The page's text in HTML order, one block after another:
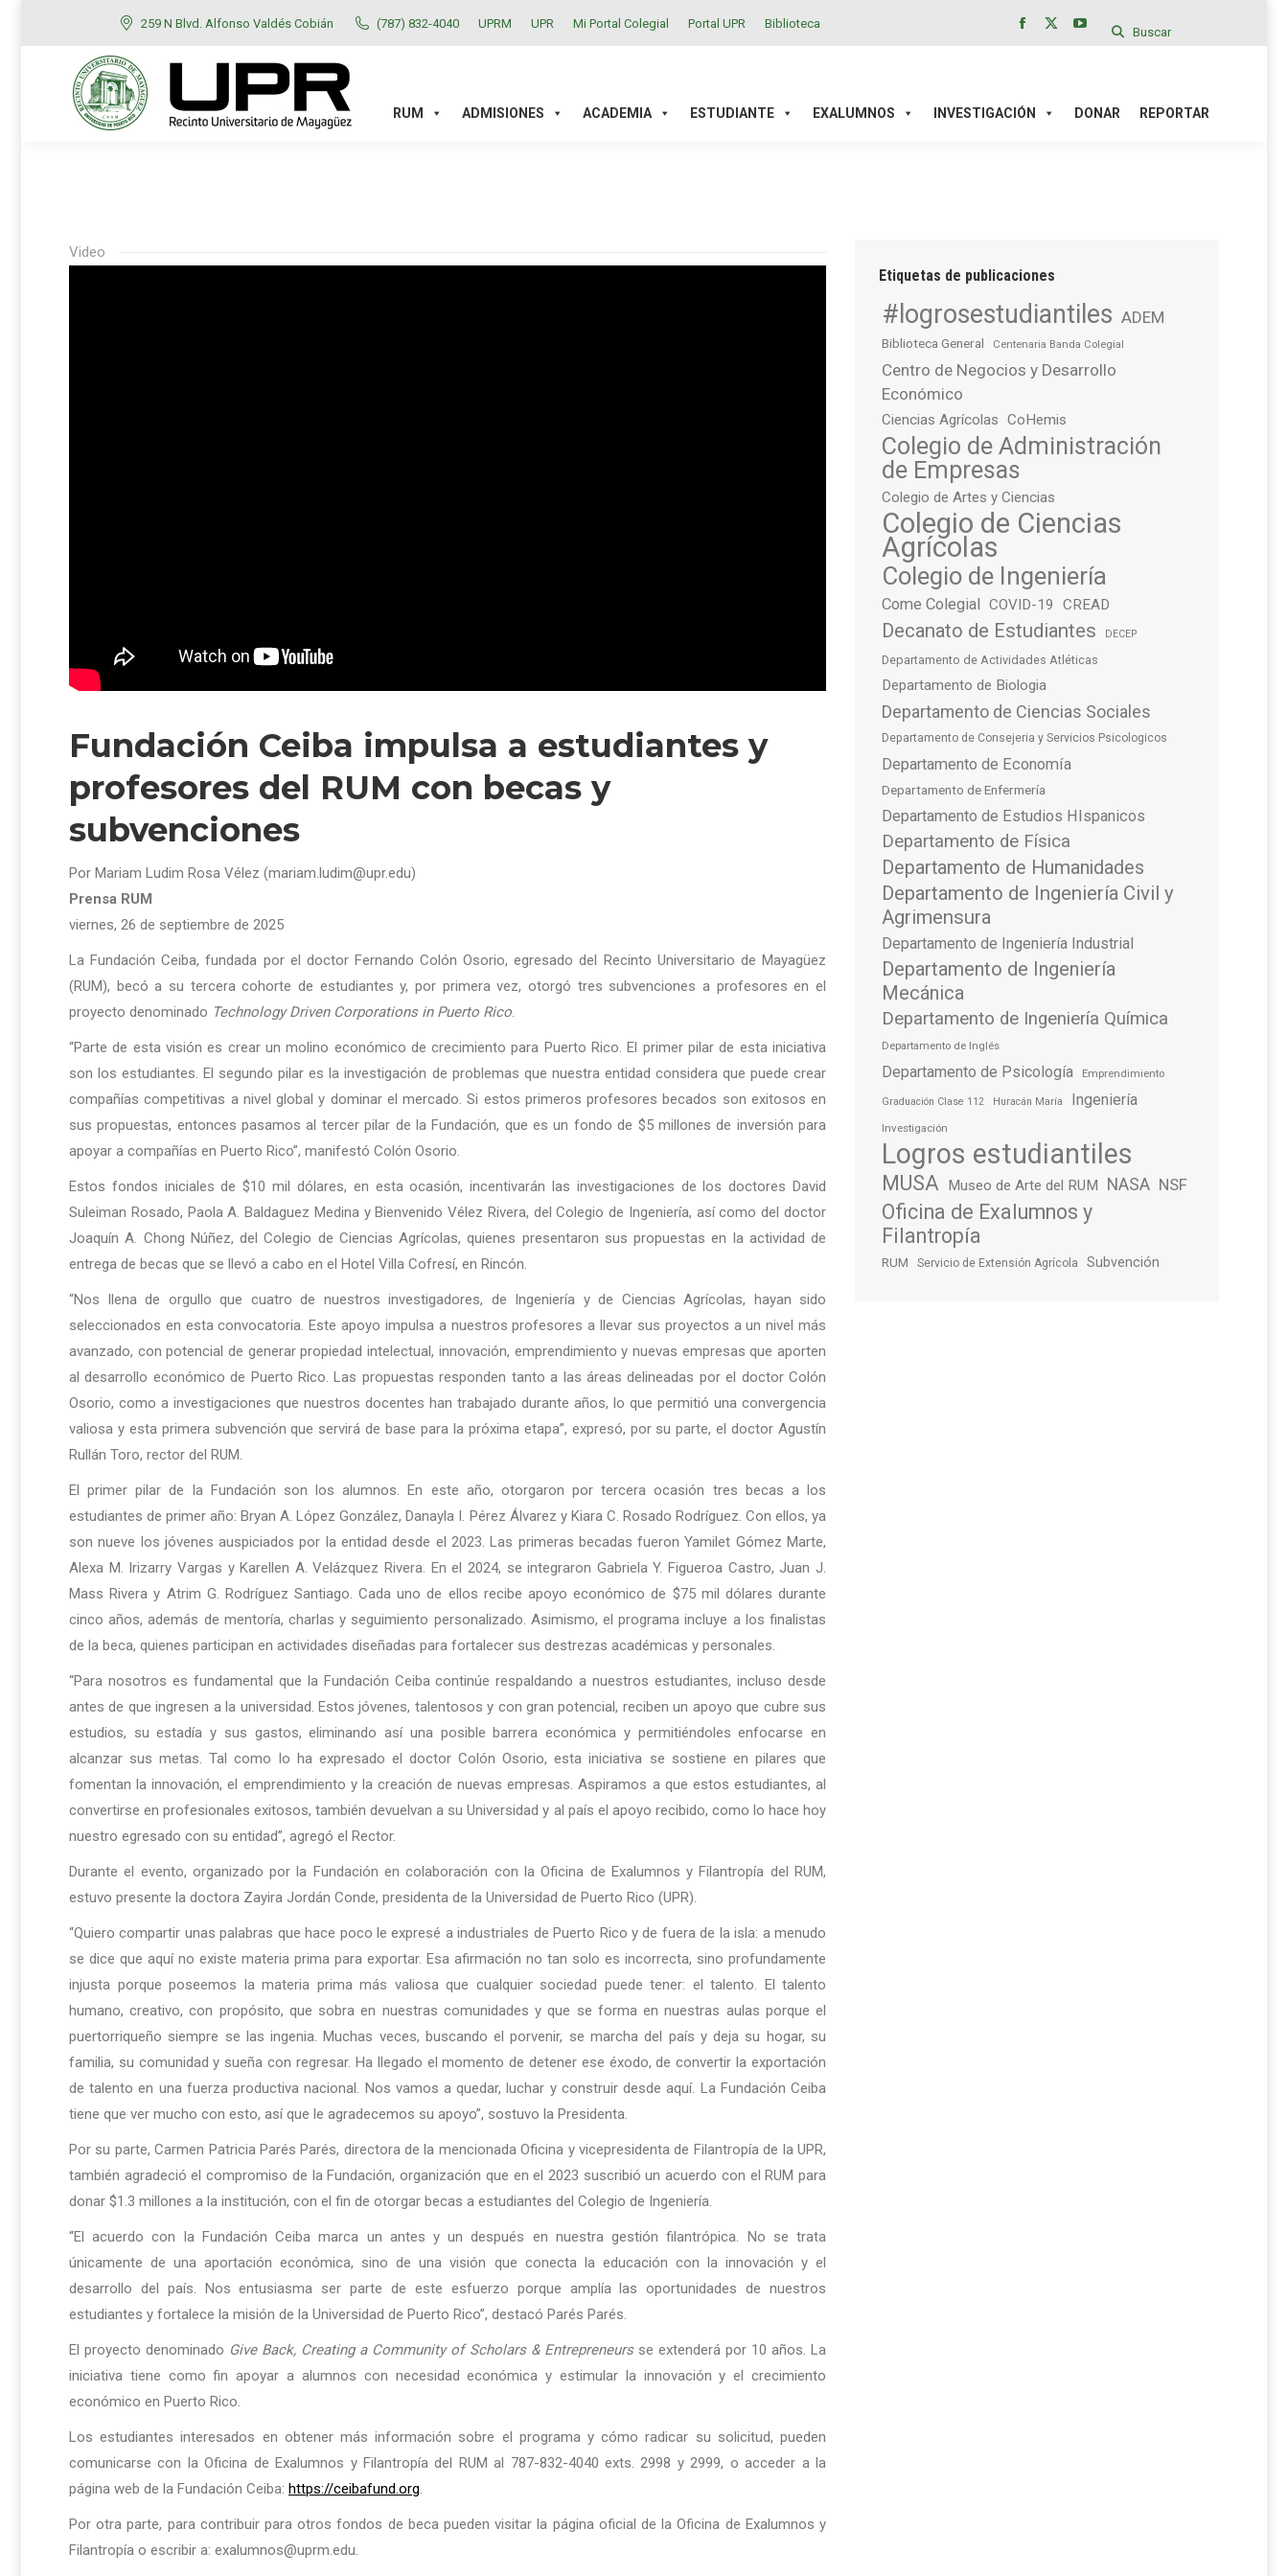
259 N Blvd. Alfonso Valdés Cobián (787) 832-4040 UPRM UPR Mi Portal Colegial Portal UPR Biblioteca
in
in
YouTube
in
Buscar
RUM ADMISIONES ACADEMIA ESTUDIANTE EXALUMNOS INVESTIGACIÓN DONAR REPORTAR
Video
Fundación Ceiba impulsa a estudiantes y
profesores del RUM con becas y
subvenciones
Por Mariam Ludim Rosa Vélez (mariam.ludim@upr.edu)
Prensa RUM
viernes, 26 de septiembre de 2025
La Fundación Ceiba, fundada por el doctor Fernando Colón Osorio, egresado del Recinto Universitario de Mayagüez
(RUM), becó a su tercera cohorte de estudiantes y, por primera vez, otorgó tres subvenciones a profesores en el
proyecto denominado Technology Driven Corporations in Puerto Rico.
“Parte de esta visión es crear un molino económico de crecimiento para Puerto Rico. El primer pilar de esta iniciativa
son los estudiantes. El segundo pilar es la investigación de problemas que nuestra entidad considera que puede crear
compañías competitivas a nivel global y dominar el mercado. Si estos primeros profesores becados son exitosos en
sus propuestas, entonces pasamos al tercer pilar de la Fundación, que es un fondo de $5 millones de inversión para
apoyar a compañías en Puerto Rico”, manifestó Colón Osorio.
Estos fondos iniciales de $10 mil dólares, en esta ocasión, incentivarán las investigaciones de los doctores David
Suleiman Rosado, Paola A. Baldaguez Medina y Bienvenido Vélez Rivera, del Colegio de Ingeniería, así como del doctor
Joaquín A. Chong Núñez, del Colegio de Ciencias Agrícolas, quienes presentaron sus propuestas en la actividad de
entrega de becas que se llevó a cabo en el Hotel Villa Cofresí, en Rincón.
“Nos llena de orgullo que cuatro de nuestros investigadores, de Ingeniería y de Ciencias Agrícolas, hayan sido
seleccionados en esta convocatoria. Este apoyo impulsa a nuestros profesores a llevar sus proyectos a un nivel más
avanzado, con potencial de generar propiedad intelectual, innovación, emprendimiento y nuevas empresas que aporten
al desarrollo económico de Puerto Rico. Las propuestas responden tanto a las áreas delineadas por el doctor Colón
Osorio, como a investigaciones que nuestros docentes han trabajado durante años, lo que permitió una convergencia
valiosa y esta primera subvención que servirá de base para la próxima etapa”, expresó, por su parte, el doctor Agustín
Rullán Toro, rector del RUM.
El primer pilar de la Fundación son los alumnos. En este año, otorgaron por tercera ocasión tres becas a los
estudiantes de primer año: Bryan A. López González, Danayla I. Pérez Álvarez y Kiara C. Rosado Rodríguez. Con ellos, ya
son nueve los jóvenes auspiciados por la entidad desde el 2023. Las primeras becadas fueron Yamilet Gómez Marte,
Alexa M. Irizarry Vargas y Karellen A. Velázquez Rivera. En el 2024, se integraron Gabriela Y. Figueroa Castro, Juan J.
Mass Rivera y Atrim G. Rodríguez Santiago. Cada uno de ellos recibe apoyo económico de $75 mil dólares durante
cinco años, además de mentoría, charlas y seguimiento personalizado. Asimismo, el programa incluye a los finalistas
de la beca, quienes participan en actividades diseñadas para fortalecer sus destrezas académicas y personales.
“Para nosotros es fundamental que la Fundación Ceiba continúe respaldando a nuestros estudiantes, incluso desde
antes de que ingresen a la universidad. Estos jóvenes, talentosos y con gran potencial, reciben un apoyo que cubre sus
estudios, su estadía y sus gastos, eliminando así una posible barrera económica y permitiéndoles enfocarse en
alcanzar sus metas. Tal como lo ha expresado el doctor Colón Osorio, esta iniciativa se sostiene en pilares que
fomentan la innovación, el emprendimiento y la creación de nuevas empresas. Aspiramos a que estos estudiantes, al
convertirse en profesionales exitosos, también devuelvan a su Universidad y al país el apoyo recibido, como lo hace hoy
nuestro egresado con su entidad”, agregó el Rector.
Durante el evento, organizado por la Fundación en colaboración con la Oficina de Exalumnos y Filantropía del RUM,
estuvo presente la doctora Zayira Jordán Conde, presidenta de la Universidad de Puerto Rico (UPR).
“Quiero compartir unas palabras que hace poco le expresé a industriales de Puerto Rico y de fuera de la isla: a menudo
se dice que aquí no existe materia prima para exportar. Esa afirmación no tan solo es incorrecta, sino profundamente
injusta porque poseemos la materia prima más valiosa que cualquier sociedad puede tener: el talento. El talento
humano, creativo, con propósito, que sobra en nuestras comunidades y que se forma en nuestras aulas porque el
puertorriqueño siempre se las ingenia. Muchas veces, buscando el porvenir, se marcha del país y deja su hogar, su
familia, su comunidad y sueña con regresar. Ha llegado el momento de detener ese éxodo, de convertir la exportación
de talento en una fuerza productiva nacional. Nos vamos a quedar, luchar y construir desde aquí. La Fundación Ceiba
tiene que ver mucho con esto, así que le agradecemos su apoyo”, sostuvo la Presidenta.
Por su parte, Carmen Patricia Parés Parés, directora de la mencionada Oficina y vicepresidenta de Filantropía de la UPR,
también agradeció el compromiso de la Fundación, organización que en el 2023 suscribió un acuerdo con el RUM para
donar $1.3 millones a la institución, con el fin de otorgar becas a estudiantes del Colegio de Ingeniería.
“El acuerdo con la Fundación Ceiba marca un antes y un después en nuestra gestión filantrópica. No se trata
únicamente de una aportación económica, sino de una visión que conecta la educación con la innovación y el
desarrollo del país. Nos entusiasma ser parte de este esfuerzo porque amplía las oportunidades de nuestros
estudiantes y fortalece la misión de la Universidad de Puerto Rico”, destacó Parés Parés.
El proyecto denominado Give Back, Creating a Community of Scholars & Entrepreneursse extenderá por 10 años. La
iniciativa tiene como fin apoyar a alumnos con necesidad económica y estimular la innovación y el crecimiento
económico en Puerto Rico.
Los estudiantes interesados en obtener más información sobre el programa y cómo radicar su solicitud, pueden
comunicarse con la Oficina de Exalumnos y Filantropía del RUM al 787-832-4040 exts. 2998 y 2999, o acceder a la
página web de la Fundación Ceiba: https://ceibafund.org.
Por otra parte, para contribuir para otros fondos de beca pueden visitar la página oficial de la Oficina de Exalumnos y
Filantropía o escribir a: exalumnos@uprm.edu.
Etiquetas de publicaciones
#logrosestudiantiles ADEM
Biblioteca General Centenaria Banda Colegial
Centro de Negocios y Desarrollo
Económico
Ciencias Agrícolas CoHemis
Colegio de Administración
de Empresas
Colegio de Artes y Ciencias
Colegio de Ciencias
Agrícolas
Colegio de Ingeniería
Come Colegial COVID-19 CREAD
Decanato de Estudiantes DECEP
Departamento de Actividades Atléticas
Departamento de Biologia
Departamento de Ciencias Sociales
Departamento de Consejeria y Servicios Psicologicos
Departamento de Economía
Departamento de Enfermería
Departamento de Estudios HIspanicos
Departamento de Física
Departamento de Humanidades
Departamento de Ingeniería Civil y
Agrimensura
Departamento de Ingeniería Industrial
Departamento de Ingeniería
Mecánica
Departamento de Ingeniería Química
Departamento de Inglés
Departamento de Psicología Emprendimiento
Graduación Clase 112 Huracán María Ingeniería
Investigación
Logros estudiantiles
MUSA Museo de Arte del RUM NASA NSF
Oficina de Exalumnos y
Filantropía
RUM Servicio de Extensión Agrícola Subvención
RUM ADMISIONES